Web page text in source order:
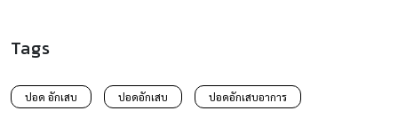
Tags
ปอด อักเสบ ปอดอักเสบ ปอดอักเสบอาการ